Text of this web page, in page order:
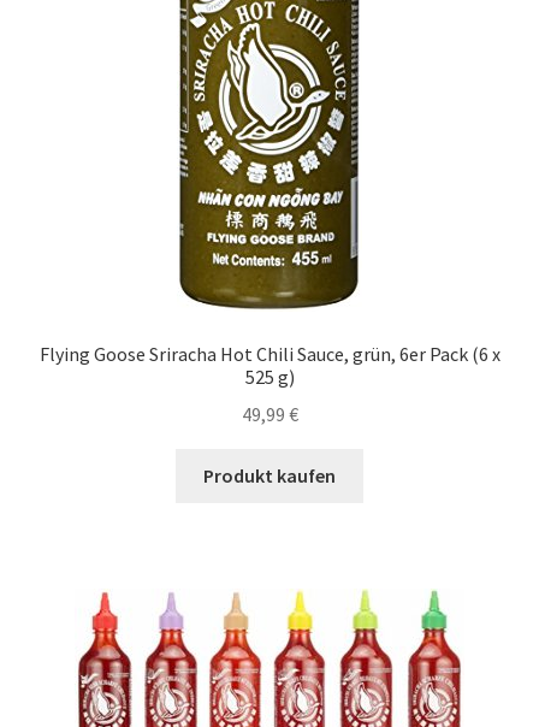
Flying Goose Sriracha Hot Chili Sauce, grün, 6er Pack (6 x
525 g)
49,99 €
Produkt kaufen